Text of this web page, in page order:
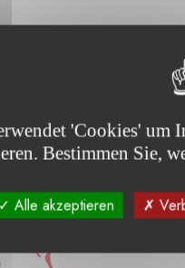
Sie die von der Stiftung
'Cookies' um
Bestimmen Sie,
Alle akzeptieren